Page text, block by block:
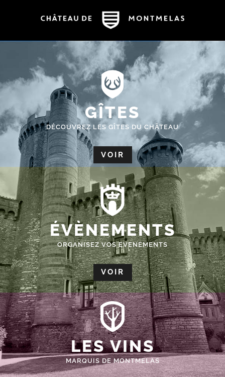
GÎTES
DÉCOUVREZ LES GÎTES DU CHÂTEAU
VOIR
ÉVÈNEMENTS
ORGANISEZ VOS EVENEMENTS
VOIR
LES VINS
MARQUIS DE MONTMELAS